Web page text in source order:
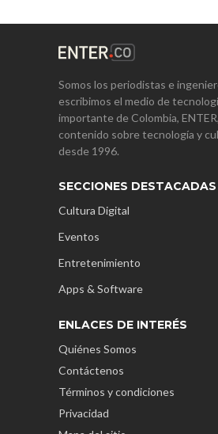
Somos los periodistas e
escribimos el medio de
importante de Colombia,
contenido sobre tecnología y
desde 1996.
SECCIONES DESTACADAS
Cultura Digital
Eventos
Entretenimiento
Apps & Software
ENLACES DE INTERÉS
Quiénes Somos
Contáctenos
Términos y condiciones
Privacidad